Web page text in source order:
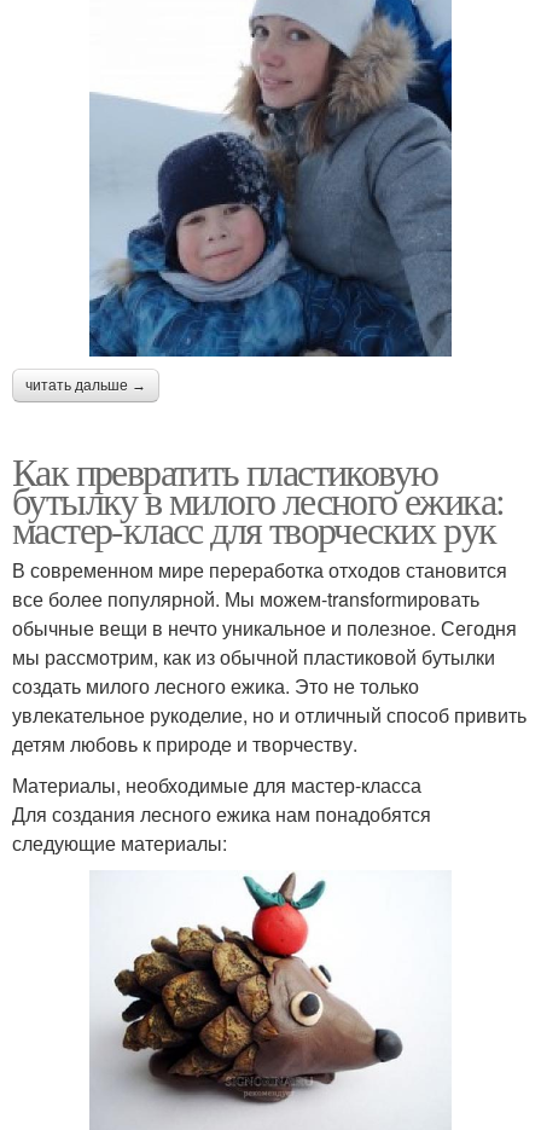
читать дальше →
Как превратить пластиковую
бутылку в милого лесного ежика:
мастер-класс для творческих рук
В современном мире переработка отходов становится
все более популярной. Мы можем-transformировать
обычные вещи в нечто уникальное и полезное. Сегодня
мы рассмотрим, как из обычной пластиковой бутылки
создать милого лесного ежика. Это не только
увлекательное рукоделие, но и отличный способ привить
детям любовь к природе и творчеству.
Материалы, необходимые для мастер-класса
Для создания лесного ежика нам понадобятся
следующие материалы: